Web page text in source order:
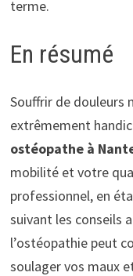
terme.
En résumé
Souffrir de douleurs
extrêmement
ostéopathe à
mobilité et votre
professionnel, en
suivant les conseils
l’ostéopathie peut
soulager vos maux